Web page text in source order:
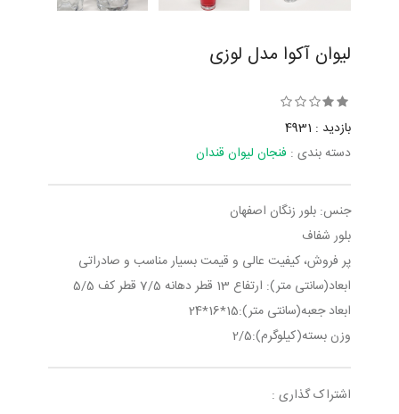
لیوان آکوا مدل لوزی
بازدید : 4931
دسته بندی : فنجان لیوان قندان
جنس: بلور زنگان اصفهان
بلور شفاف
پر فروش، کیفیت عالی و قیمت بسیار مناسب و صادراتی
ابعاد(سانتی متر): ارتفاع 13 قطر دهانه 7/5 قطر کف 5/5
ابعاد جعبه(سانتی متر):15*16*24
وزن بسته(کیلوگرم):2/5
اشتراک گذاری :